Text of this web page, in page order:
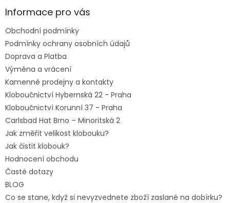
aInformace pro vás
Obchodní podmínky
Podmínky ochrany osobních údajů
Doprava a Platba
Výměna a vrácení
Kamenné prodejny a kontakty
Kloboučnictví Hybernská 22 - Praha
Kloboučnictví Korunní 37 - Praha
Carlsbad Hat Brno – Minoritská 2
Jak změřit velikost klobouku?
Jak čistit klobouk?
Hodnocení obchodu
Časté dotazy
BLOG
Co se stane, když si nevyzvednete zboží zaslané na dobírku?